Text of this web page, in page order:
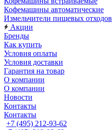
Кофемашины автоматические
Измельчители пищевых отходов
Акции
Бренды
Как купить
Условия оплаты
Условия доставки
Гарантия на товар
О компании
О компании
Новости
Контакты
Контакты
+7 (495) 212-93-62